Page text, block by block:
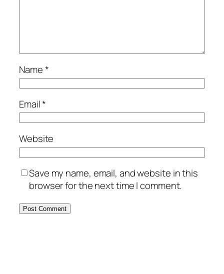
Name*
Email*
Website
Save my name, email, and website in this
browser for the next time I comment.